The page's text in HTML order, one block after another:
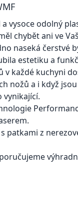
vysoce odolný
chybět ani ve
naseká čerstvé
estetiku a
každé kuchyni
nožů a i když
vynikající.
patkami z